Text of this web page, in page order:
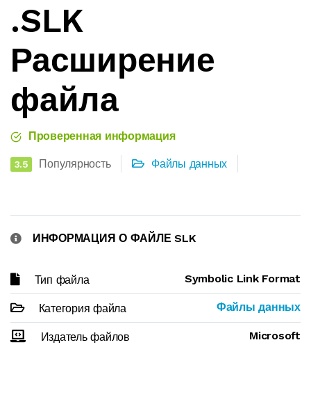
.SLK
Расширение
файла
Проверенная информация
3.5 Популярность Файлы данных
ИНФОРМАЦИЯ О ФАЙЛЕ SLK
Тип файла Symbolic Link Format
Категория файла Файлы данных
Издатель файлов Microsoft